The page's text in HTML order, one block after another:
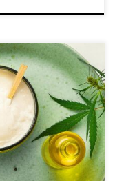
substancją,
do produkcji
pokarmu. Jest
mleczne, czy
spożywczych.
i oleistych